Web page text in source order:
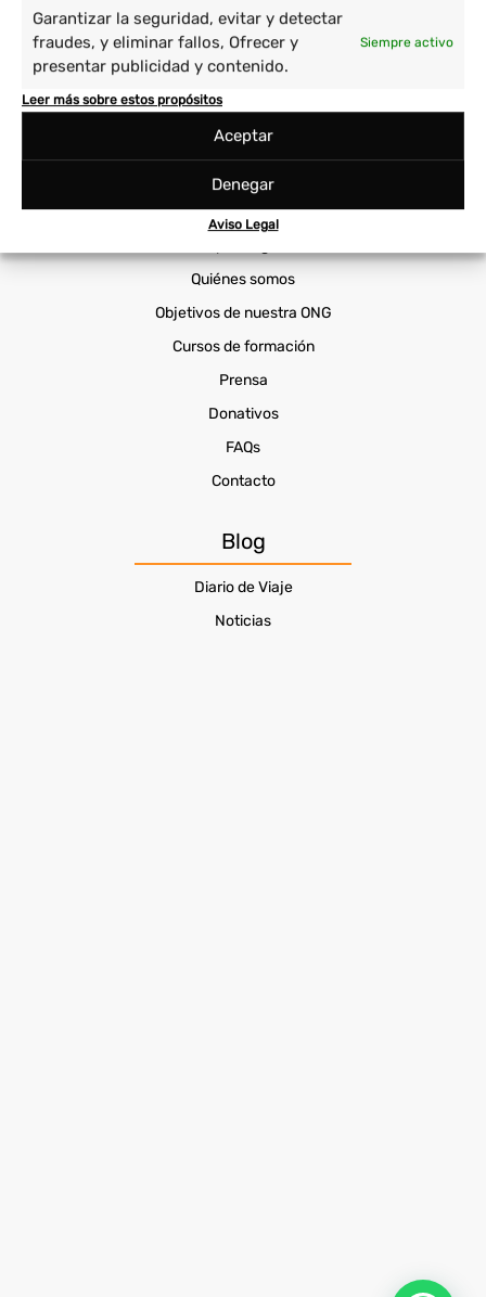
Garantizar la seguridad, evitar y detectar
fraudes, y eliminar fallos, Ofrecer y
presentar publicidad y contenido.
Siempre activo
Leer más sobre estos propósitos
Aceptar
Denegar
Aviso Legal
Cuidado de niños y enseñanza
Empoderamiento de la mujer
Immersión cultural
Medio ambiente y animales
Prácticas Universitarias
Sanidad
Viajes Solidarios
Voluntariado Corporativo
Cooperatour
Voluntariado ONG
Quiénes somos
Objetivos de nuestra ONG
Cursos de formación
Prensa
Donativos
FAQs
Contacto
Blog
Diario de Viaje
Noticias